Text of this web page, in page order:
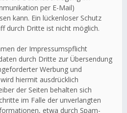
per E-Mail)
kann. Ein lückenloser Schutz
durch Dritte ist nicht möglich.
der Impressumspflicht
durch Dritte zur Übersendung
Werbung und
hiermit ausdrücklich
der Seiten behalten sich
im Falle der unverlangten
etwa durch Spam-